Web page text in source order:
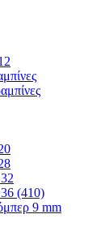
36 (410)
9 mm